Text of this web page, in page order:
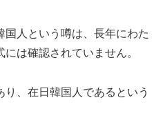
人という噂は、長年にわた
は確認されていません。
、在日韓国人であるという